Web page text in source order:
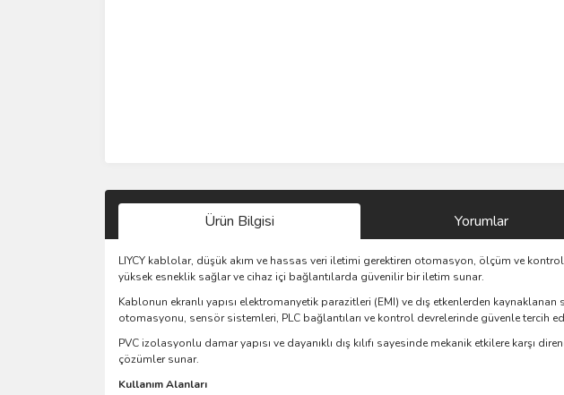
Ürün Bilgisi Yorumlar
LIYCY kablolar, düşük akım ve hassas veri iletimi gerektiren otomasyon, ölçüm ve
yüksek esneklik sağlar ve cihaz içi bağlantılarda güvenilir bir iletim sunar.
Kablonun ekranlı yapısı elektromanyetik parazitleri (EMI) ve dış etkenlerden
otomasyonu, sensör sistemleri, PLC bağlantıları ve kontrol devrelerinde güvenle tercih
PVC izolasyonlu damar yapısı ve dayanıklı dış kılıfı sayesinde mekanik etkilere karşı
çözümler sunar.
Kullanım Alanları